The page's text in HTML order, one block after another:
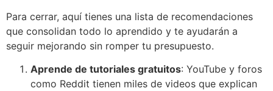
Para cerrar, aquí tienes una lista de recomendaciones
que consolidan todo lo aprendido y te ayudarán a
seguir mejorando sin romper tu presupuesto.
Aprende de tutoriales gratuitos: YouTube y foros
como Reddit tienen miles de videos que explican